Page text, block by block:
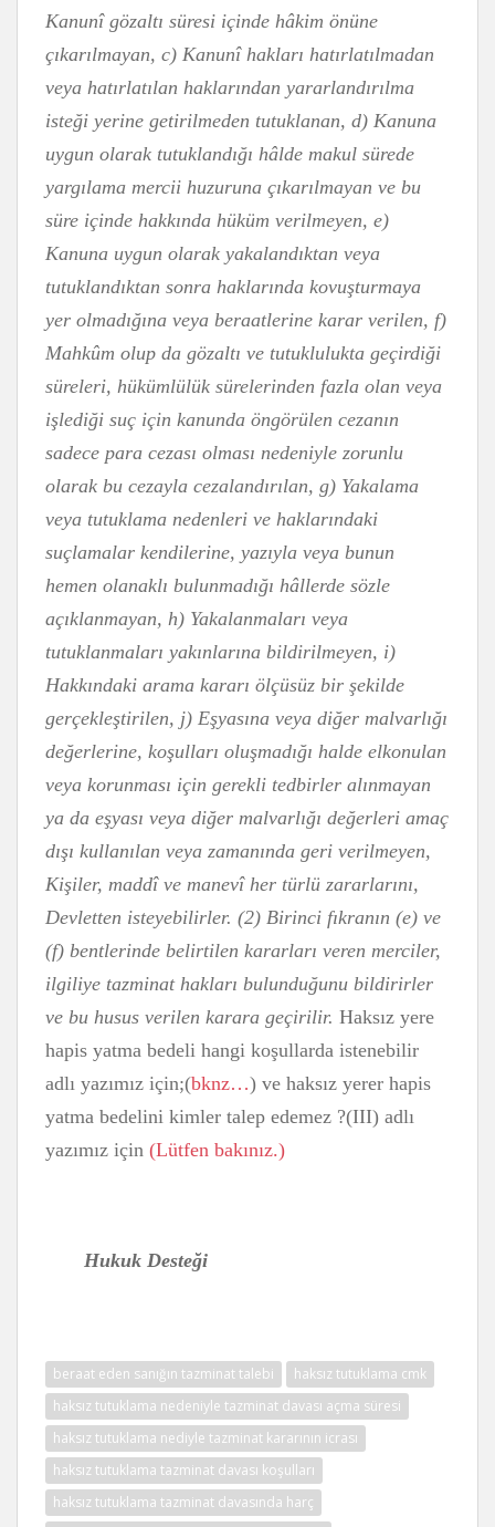
Kanunî gözaltı süresi içinde hâkim önüne
çıkarılmayan, c) Kanunî hakları hatırlatılmadan
veya hatırlatılan haklarından yararlandırılma
isteği yerine getirilmeden tutuklanan, d) Kanuna
uygun olarak tutuklandığı hâlde makul sürede
yargılama mercii huzuruna çıkarılmayan ve bu
süre içinde hakkında hüküm verilmeyen, e)
Kanuna uygun olarak yakalandıktan veya
tutuklandıktan sonra haklarında kovuşturmaya
yer olmadığına veya beraatlerine karar verilen, f)
Mahkûm olup da gözaltı ve tutuklulukta geçirdiği
süreleri, hükümlülük sürelerinden fazla olan veya
işlediği suç için kanunda öngörülen cezanın
sadece para cezası olması nedeniyle zorunlu
olarak bu cezayla cezalandırılan, g) Yakalama
veya tutuklama nedenleri ve haklarındaki
suçlamalar kendilerine, yazıyla veya bunun
hemen olanaklı bulunmadığı hâllerde sözle
açıklanmayan, h) Yakalanmaları veya
tutuklanmaları yakınlarına bildirilmeyen, i)
Hakkındaki arama kararı ölçüsüz bir şekilde
gerçekleştirilen, j) Eşyasına veya diğer malvarlığı
değerlerine, koşulları oluşmadığı halde elkonulan
veya korunması için gerekli tedbirler alınmayan
ya da eşyası veya diğer malvarlığı değerleri amaç
dışı kullanılan veya zamanında geri verilmeyen,
Kişiler, maddî ve manevî her türlü zararlarını,
Devletten isteyebilirler. (2) Birinci fıkranın (e) ve
(f) bentlerinde belirtilen kararları veren merciler,
ilgiliye tazminat hakları bulunduğunu bildirirler
ve bu husus verilen karara geçirilir. Haksız yere
hapis yatma bedeli hangi koşullarda istenebilir
adlı yazımız için;(bknz…) ve haksız yerer hapis
yatma bedelini kimler talep edemez ?(III) adlı
yazımız için (Lütfen bakınız.)
Hukuk Desteği
beraat eden sanığın tazminat talebi
haksız tutuklama cmk
haksız tutuklama nedeniyle tazminat davası açma süresi
haksız tutuklama nediyle tazminat kararının icrası
haksız tutuklama tazminat davası koşulları
haksız tutuklama tazminat davasında harç